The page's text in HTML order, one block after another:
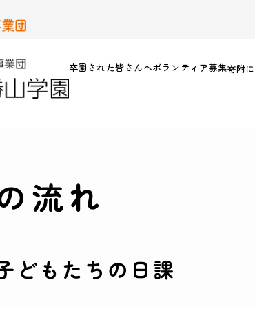
卒園された皆さんへボランティア募集寄附
流れ
どもたちの日課